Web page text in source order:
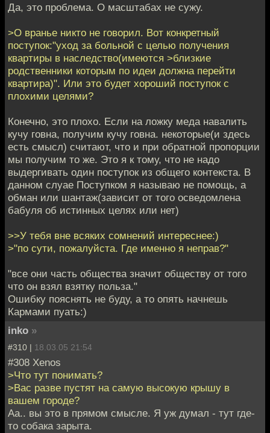
Да, это проблема. О масштабах не сужу.
>О вранье никто не говорил. Вот конкретный
поступок:"уход за больной с целью получения
квартиры в наследство(имеются >близкие
родственники которым по идеи должна перейти
квартира)". Или это будет хороший поступок с
плохими целями?
Конечно, это плохо. Если на ложку меда навалить
кучу говна, получим кучу говна. некоторые(и здесь
есть смысл) считают, что и при обратной пропорции
мы получим то же. Это я к тому, что не надо
выдергивать один поступок из общего контекста. В
данном слуае Поступком я называю не помощь, а
обман или шантаж(зависит от того осведомлена
бабуля об истинных целях или нет)
>>У тебя вне всяких сомнений интереснее:)
>"по сути, пожалуйста. Где именно я неправ?"
"все они часть общества значит обществу от того
что он взял взятку польза."
Ошибку пояснять не буду, а то опять начнешь
Кармами пуать:)
inko »
#310 | 18.03.05 21:54
#308 Xenos
>Что тут понимать?
>Вас разве пустят на самую высокую крышу в
вашем городе?
Аа.. вы это в прямом смысле. Я уж думал - тут где-
то собака зарыта.